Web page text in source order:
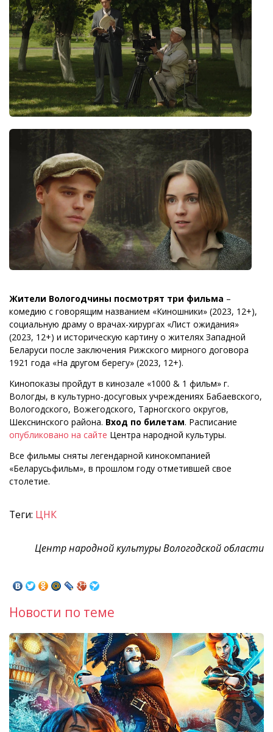
Жители Вологодчины посмотрят три фильма –
комедию с говорящим названием «Киношники» (2023, 12+),
социальную драму о врачах-хирургах «Лист ожидания»
(2023, 12+) и историческую картину о жителях Западной
Беларуси после заключения Рижского мирного договора
1921 года «На другом берегу» (2023, 12+).
Кинопоказы пройдут в кинозале «1000 & 1 фильм» г.
Вологды, в культурно-досуговых учреждениях Бабаевского,
Вологодского, Вожегодского, Тарногского округов,
Шекснинского района. Вход по билетам. Расписание
опубликовано на сайте Центра народной культуры.
Все фильмы сняты легендарной кинокомпанией
«Беларусьфильм», в прошлом году отметившей свое
столетие.
Теги: ЦНК
Центр народной культуры Вологодской области
Новости по теме